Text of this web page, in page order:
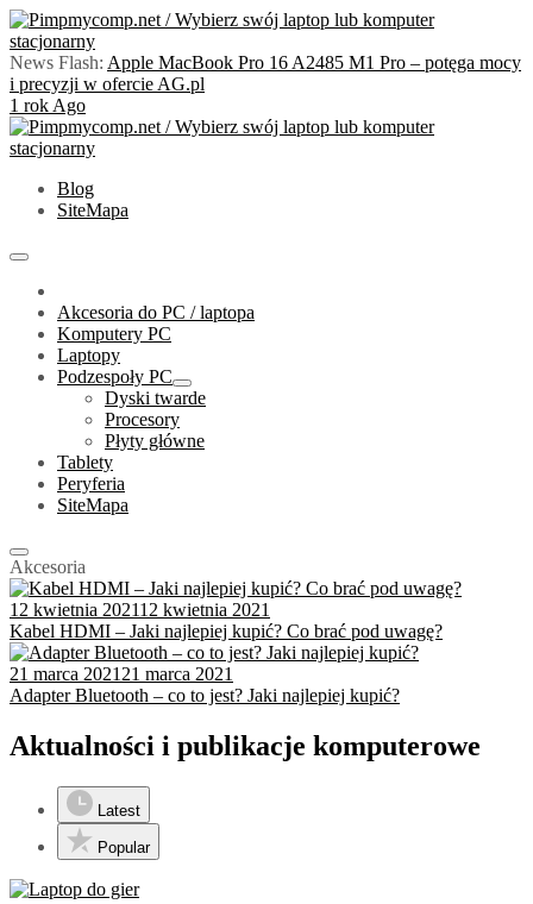
Skip
to
content
News Flash: Apple MacBook Pro 16 A2485 M1 Pro – potęga mocy
i precyzji w ofercie AG.pl
1 rok Ago
PimpMyComp.net 2024
Złóż/Wybierz swój laptop lub komputer stacjonarny
Blog
SiteMapa
Primary
Akcesoria do PC / laptopa
Komputery PC
Laptopy
Podzespoły PC
Show
sub
Dyski twarde
Procesory
Płyty główne
Tablety
Peryferia
SiteMapa
Akcesoria
12 kwietnia 202112 kwietnia 2021
Kabel HDMI – Jaki najlepiej kupić? Co brać pod uwagę?
21 marca 2021 21 marca 2021
Adapter Bluetooth – co to jest? Jaki najlepiej kupić?
Aktualności i publikacje komputerowe
Latest
Popular